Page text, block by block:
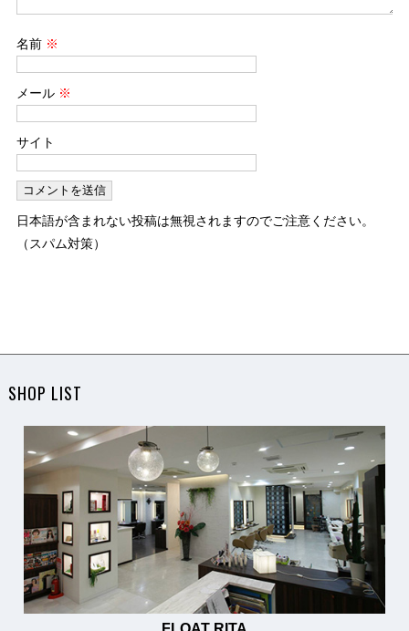
名前 ※
メール ※
サイト
日本語が含まれない投稿は無視されますのでご注意ください。
（スパム対策）
SHOP LIST